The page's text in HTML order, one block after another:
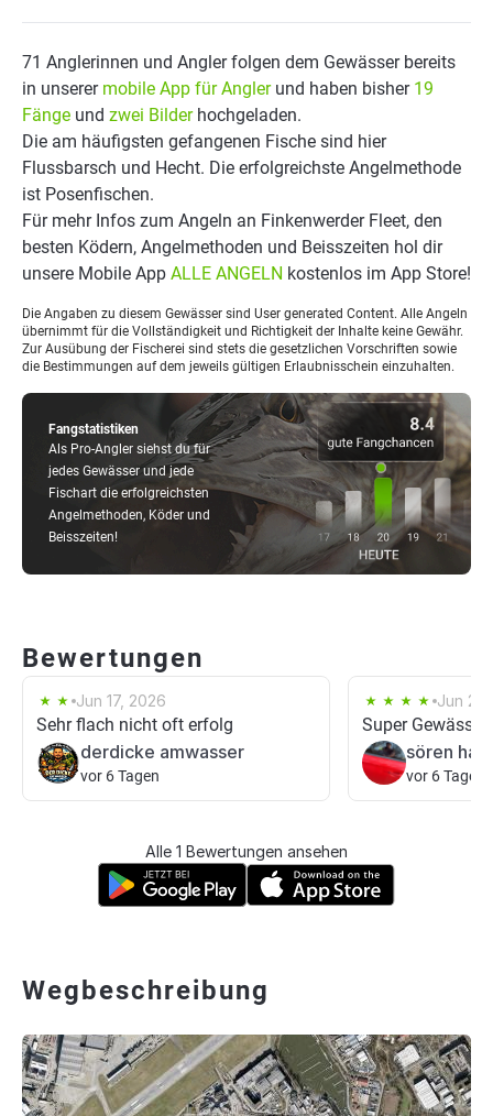
Fangstatistiken
Als Pro-Angler siehst du für
jedes Gewässer und jede
Fischart die erfolgreichsten
Angelmethoden, Köder und
Beisszeiten!
71 Anglerinnen und Angler folgen dem Gewässer bereits
in unserer mobile App für Anglerund haben bisher 19
Fänge und zwei Bilderhochgeladen.
Die am häufigsten gefangenen Fische sind hier
Flussbarsch und Hecht. Die erfolgreichste Angelmethode
ist Posenfischen.
Für mehr Infos zum Angeln an Finkenwerder Fleet, den
besten Ködern, Angelmethoden und Beisszeiten hol dir
unsere Mobile App ALLE ANGELN kostenlos im App Store!
Die Angaben zu diesem Gewässer sind User generated Content. Alle Angeln
übernimmt für die Vollständigkeit und Richtigkeit der Inhalte keine Gewähr.
Zur Ausübung der Fischerei sind stets die gesetzlichen Vorschriften sowie
die Bestimmungen auf dem jeweils gültigen Erlaubnisschein einzuhalten.
Bewertungen
Jun 17, 2026
Sehr flach nicht oft erfolg
derdicke amwasser
vor 6 Tagen
Jun
Super Gewässer
sören
vor 6 Tagen
Alle 1 Bewertungen ansehen
Wegbeschreibung